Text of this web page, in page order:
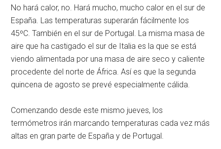
No hará calor, no. Hará mucho, mucho calor en el sur de
España. Las temperaturas superarán fácilmente los
45ºC. También en el sur de Portugal. La misma masa de
aire que ha castigado el sur de Italia es la que se está
viendo alimentada por una masa de aire seco y caliente
procedente del norte de África. Así es que la segunda
quincena de agosto se prevé especialmente cálida.
Comenzando desde este mismo jueves, los
termómetros irán marcando temperaturas cada vez más
altas en gran parte de España y de Portugal.